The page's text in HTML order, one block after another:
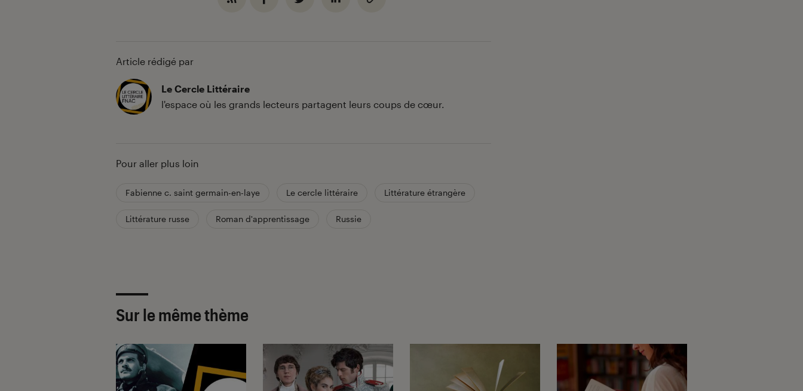
Article rédigé par
Le Cercle Littéraire
l'espace où les grands lecteurs partagent leurs coups de cœur.
Pour aller plus loin
Fabienne c. saint germain-en-laye Le cercle littéraire Littérature étrangère
Littérature russe Roman d'apprentissage Russie
Sur le même thème